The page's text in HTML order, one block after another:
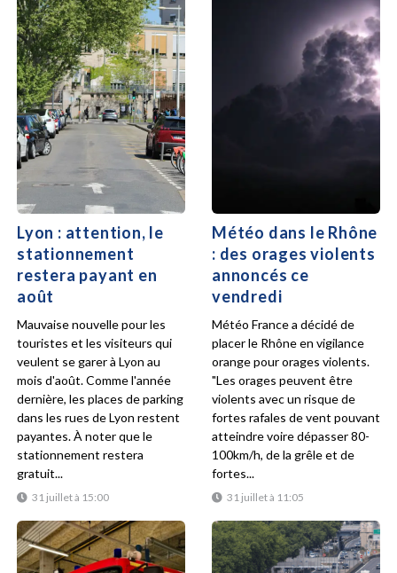
Lyon : attention, le
stationnement
restera payant en
août
31 juillet à 15:00
Mauvaise nouvelle pour les
touristes et les visiteurs qui
veulent se garer à Lyon au
mois d'août. Comme l'année
dernière, les places de parking
dans les rues de Lyon restent
payantes. À noter que le
stationnement restera
gratuit...
Météo dans le Rhône
: des orages violents
annoncés ce
vendredi
31 juillet à 11:05
Météo France a décidé de
placer le Rhône en vigilance
orange pour orages violents.
"Les orages peuvent être
violents avec un risque de
fortes rafales de vent pouvant
atteindre voire dépasser 80-
100km/h, de la grêle et de
fortes...